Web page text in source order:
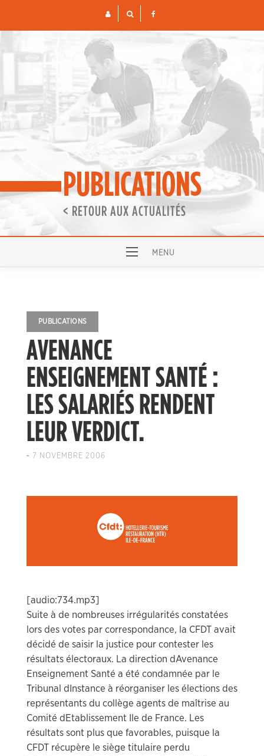
PUBLICATIONS
< RETOUR AUX ACTUALITÉS
PUBLICATIONS
AVENANCE
ENSEIGNEMENT SANTÉ :
LES SALARIÉS RENDENT
LEUR VERDICT.
- 7 NOVEMBRE 2006
[audio:734.mp3]
Suite à de nombreuses irrégularités constatées
lors des votes par correspondance, la CFDT avait
décidé de saisir la justice pour contester les
résultats électoraux. La direction dAvenance
Enseignement Santé a été condamnée par le
Tribunal dInstance à réorganiser les élections des
représentants du collège agents de maîtrise au
Comité dEtablissement Ile de France. Les
résultats sont plus que favorables, puisque la
CFDT récupère le siège titulaire perdu